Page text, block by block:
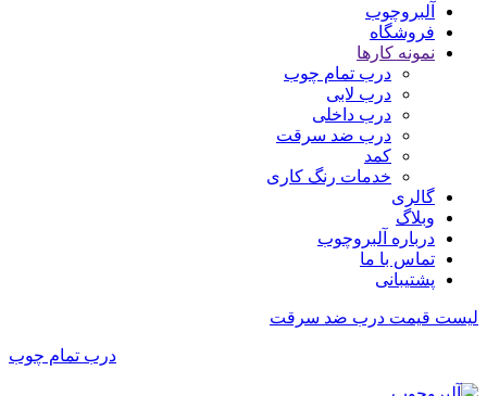
آلبروچوب
فروشگاه
نمونه کارها
درب تمام چوب
درب لابی
درب داخلی
درب ضد سرقت
کمد
خدمات رنگ کاری
گالری
وبلاگ
درباره آلبروچوب
تماس با ما
پشتیبانی
لیست قیمت درب ضد سرقت
درب تمام چوب